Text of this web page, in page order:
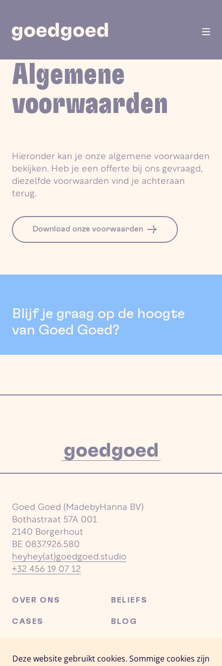
Algemene
voorwaarden
Hieronder kan je onze algemene voorwaarden
bekijken. Heb je een offerte bij ons gevraagd,
diezelfde voorwaarden vind je achteraan
terug.
Download onze voorwaarden
Blijf je graag op de hoogte
van Goed Goed?
Goed Goed (MadebyHanna BV)
Bothastraat 57A 001
2140 Borgerhout
BE 0837.926.580
heyhey(at)goedgoed.studio
+32 456 19 07 12‬
OVER ONS
CASES
BELIEFS
BLOG
CONTACT FACEBOOK
Deze website gebruikt cookies. Sommige cookies zijn